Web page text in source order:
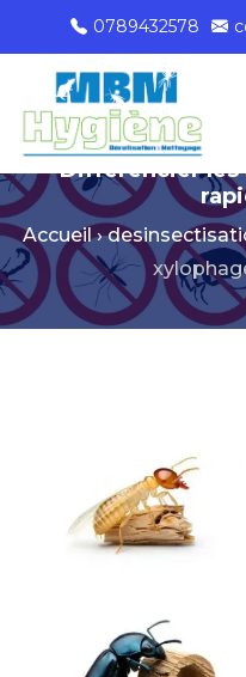
0789432578
Différencier les
Accueil›